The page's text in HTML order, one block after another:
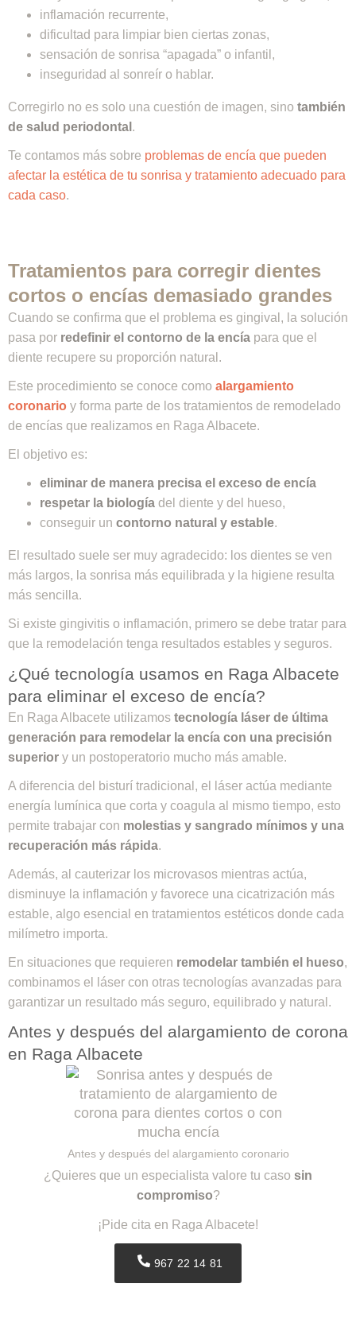
inflamación recurrente,
dificultad para limpiar bien ciertas zonas,
sensación de sonrisa “apagada” o infantil,
inseguridad al sonreír o hablar.
Corregirlo no es solo una cuestión de imagen, sino también
de salud periodontal .
Te contamos más sobre problemas de encía que pueden
afectar la estética de tu sonrisa y tratamiento adecuado para
cada caso.
Tratamientos para corregir dientes
cortos o encías demasiado grandes
Cuando se confirma que el problema es gingival, la solución
pasa por redefinir el contorno de la encía para que el
diente recupere su proporción natural.
Este procedimiento se conoce como alargamiento
coronario y forma parte de los tratamientos de remodelado
de encías que realizamos en Raga Albacete.
El objetivo es:
eliminar de manera precisa el exceso de encía
respetar la biología del diente y del hueso,
conseguir un contorno natural y estable.
El resultado suele ser muy agradecido: los dientes se ven
más largos, la sonrisa más equilibrada y la higiene resulta
más sencilla.
Si existe gingivitis o inflamación, primero se debe tratar para
que la remodelación tenga resultados estables y seguros.
¿Qué tecnología usamos en Raga Albacete
para eliminar el exceso de encía?
En Raga Albacete utilizamos tecnología láser de última
generación para remodelar la encía con una precisión
superior y un postoperatorio mucho más amable.
A diferencia del bisturí tradicional, el láser actúa mediante
energía lumínica que corta y coagula al mismo tiempo, esto
permite trabajar con molestias y sangrado mínimos y una
recuperación más rápida.
Además, al cauterizar los microvasos mientras actúa,
disminuye la inflamación y favorece una cicatrización más
estable, algo esencial en tratamientos estéticos donde cada
milímetro importa.
En situaciones que requieren remodelar también el hueso,
combinamos el láser con otras tecnologías avanzadas para
garantizar un resultado más seguro, equilibrado y natural.
Antes y después del alargamiento de corona
en Raga Albacete
Antes y después del alargamiento coronario
¿Quieres que un especialista valore tu caso sin
compromiso?
¡Pide cita en Raga Albacete!
967 22 14 81